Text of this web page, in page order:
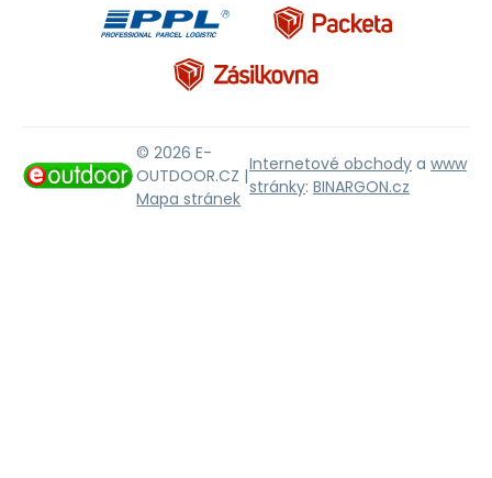
© 2026 E-
OUTDOOR.CZ |
Mapa stránek
Internetové obchody a www
stránky: BINARGON.cz